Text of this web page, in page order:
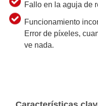
Fallo en la aguja de
Funcionamiento
Error de píxeles,
ve nada.